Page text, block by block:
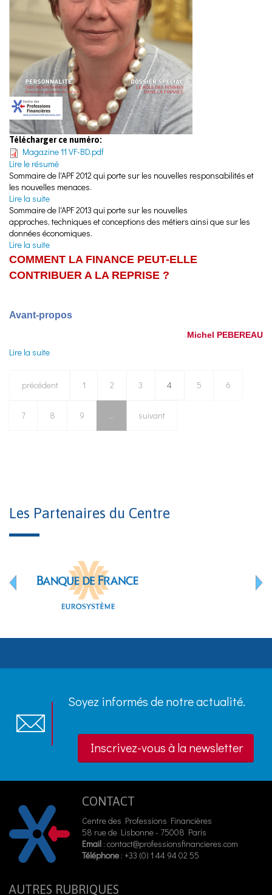
Télécharger ce numéro:
Magazine 11 VF-BD.pdf
Lire le résumé
Sommaire de l'APF 2012 qui porte sur les nouvelles responsabilités et
les nouvelles menaces.
Lire la suite
Sommaire de l'APF 2013 qui porte sur les nouvelles
approches, techniques et conceptions des métiers ainsi que sur les
données économiques.
Lire la suite
COMMENT LA FINANCE PEUT-ELLE
CONTRIBUER A LA REPRISE ?
Avant-propos
Michel PEBEREAU
Lire la suite
précédent 1 2 3 4 5 6
7 8 9 … suivant
Les Partenaires du Centre
Soyez informés de notre actualité.
Inscrivez-vous à la newsletter
CONTACT
Centre des Professions Financières
58 rue de Lisbonne - 75008 Paris
Email : contact@professionsfinancieres.com
Téléphone : +33 (0) 1 44 94 02 55
AUTRES RUBRIQUES